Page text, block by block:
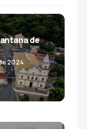
de
2024